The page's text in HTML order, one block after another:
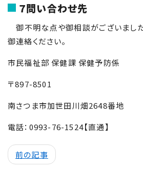
７問い合わせ先
御不明な点や御相談がございまし
御連絡ください。
市民福祉部 保健課 保健予防係
〒897-8501
南さつま市加世田川畑2648番地
電話： 0993-76-1524【直通】
前の記事